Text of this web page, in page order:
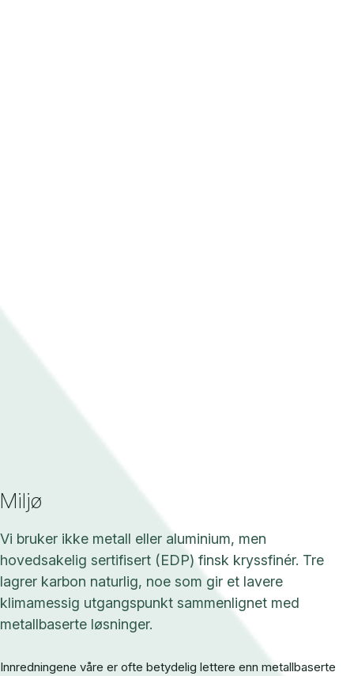
Miljø
Vi bruker ikke metall eller aluminium, men
hovedsakelig sertifisert (EDP) finsk kryssfinér. Tre
lagrer karbon naturlig, noe som gir et lavere
klimamessig utgangspunkt sammenlignet med
metallbaserte løsninger.
Innredningene våre er ofte betydelig lettere enn metallbaserte